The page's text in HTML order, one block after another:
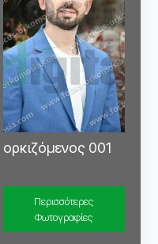
ορκιζόμενος 001
Περισσότερες
Φωτογραφίες